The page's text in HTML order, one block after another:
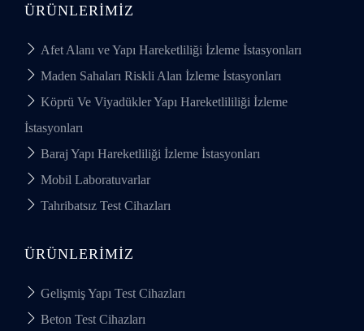
ÜRÜNLERIMIZ
Afet Alanı ve Yapı Hareketliliği İzleme İstasyonları
Maden Sahaları Riskli Alan İzleme İstasyonları
Köprü Ve Viyadükler Yapı Hareketlililiği İzleme
İstasyonları
Baraj Yapı Hareketliliği İzleme İstasyonları
Mobil Laboratuvarlar
Tahribatsız Test Cihazları
ÜRÜNLERIMIZ
Gelişmiş Yapı Test Cihazları
Beton Test Cihazları